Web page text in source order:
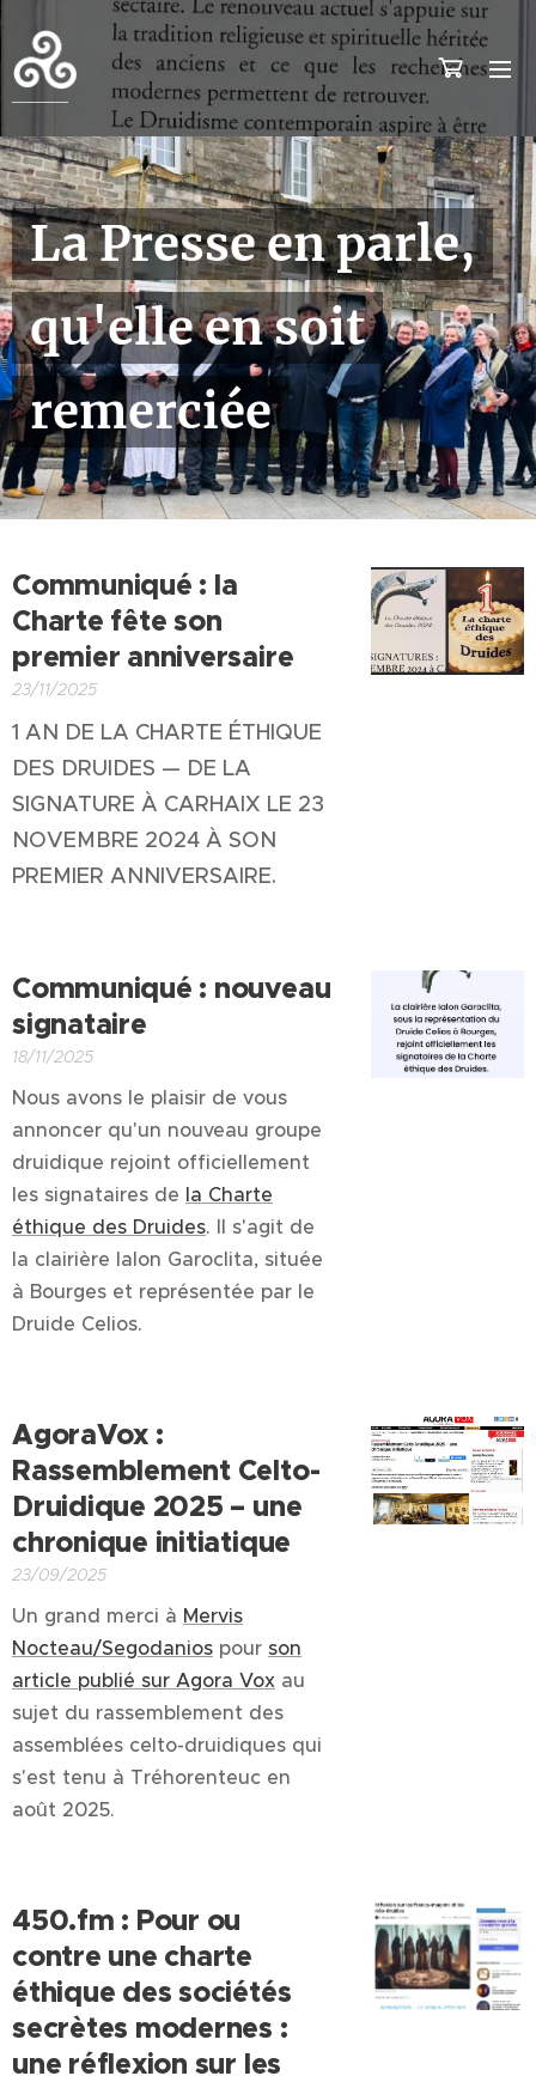
La Presse en parle,
qu'elle en soit
remerciée
Communiqué : la
Charte fête son
premier anniversaire
23/11/2025
1 AN DE LA CHARTE ÉTHIQUE
DES DRUIDES — DE LA
SIGNATURE À CARHAIX LE 23
NOVEMBRE 2024 À SON
PREMIER ANNIVERSAIRE.
Communiqué : nouveau
signataire
18/11/2025
Nous avons le plaisir de vous
annoncer qu'un nouveau groupe
druidique rejoint officiellement
les signataires de la Charte
éthique des Druides. Il s'agit de
la clairière Ialon Garoclita, située
à Bourges et représentée par le
Druide Celios.
AgoraVox :
Rassemblement Celto-
Druidique 2025 – une
chronique initiatique
23/09/2025
Un grand merci à Mervis
Nocteau/Segodanios pour son
article publié sur Agora Vox au
sujet du rassemblement des
assemblées celto-druidiques qui
s'est tenu à Tréhorenteuc en
août 2025.
450.fm : Pour ou
contre une charte
éthique des sociétés
secrètes modernes :
une réflexion sur les